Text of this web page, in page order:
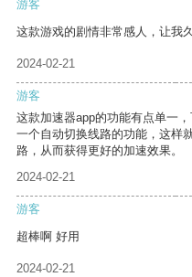
游客
这款游戏的剧情非常感人，让我
2024-02-21
游客
这款加速器app的功能有点单一
一个自动切换线路的功能，这样
路，从而获得更好的加速效果。
2024-02-21
游客
超棒啊 好用
2024-02-21